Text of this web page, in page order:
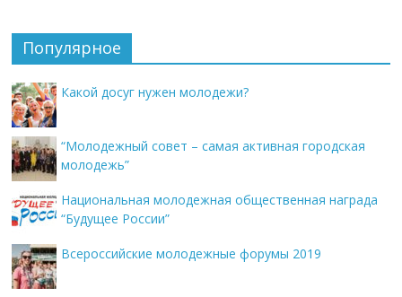
Популярное
Какой досуг нужен молодежи?
“Молодежный совет – самая активная городская
молодежь”
Национальная молодежная общественная награда
“Будущее России”
Всероссийские молодежные форумы 2019